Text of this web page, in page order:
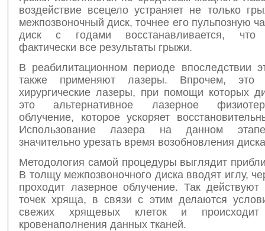
воздействие всецело устраняет не только
межпозвоночный диск, точнее его пульпозную
диск с годами восстанавливается, что
фактически все результаты грыжи.
В реабилитационном периоде впоследствии
также применяют лазеры. Впрочем,
хирургические лазеры, при помощи которых
это альтернативное лазерное
облучение, которое ускоряет
Использование лазера на данном
значительно урезать время возобновления
Методология самой процедуры выглядит
В толщу межпозвоночного диска вводят иглу,
проходит лазерное облучение. Так действуют
точек хряща, в связи с этим делаются
свежих хрящевых клеток и происходит
кровенаполнения данных тканей.